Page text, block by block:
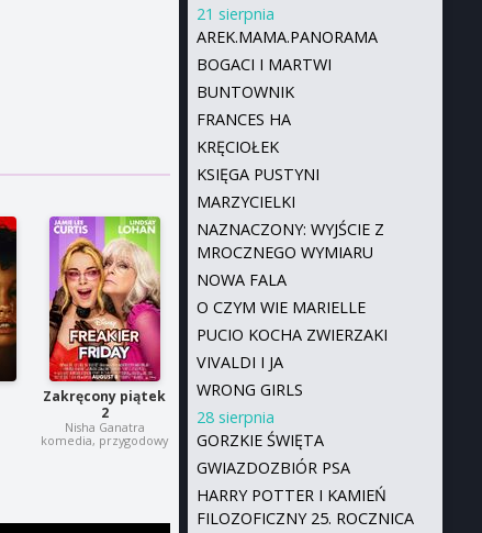
Zakręcony piątek
2
Nisha Ganatra
komedia, przygodowy
21 sierpnia
AREK.MAMA.PANORAMA
BOGACI I MARTWI
BUNTOWNIK
FRANCES HA
KRĘCIOŁEK
KSIĘGA PUSTYNI
MARZYCIELKI
NAZNACZONY: WYJŚCIE Z
MROCZNEGO WYMIARU
NOWA FALA
O CZYM WIE MARIELLE
PUCIO KOCHA ZWIERZAKI
VIVALDI I JA
WRONG GIRLS
28 sierpnia
GORZKIE ŚWIĘTA
GWIAZDOZBIÓR PSA
HARRY POTTER I KAMIEŃ
FILOZOFICZNY 25. ROCZNICA